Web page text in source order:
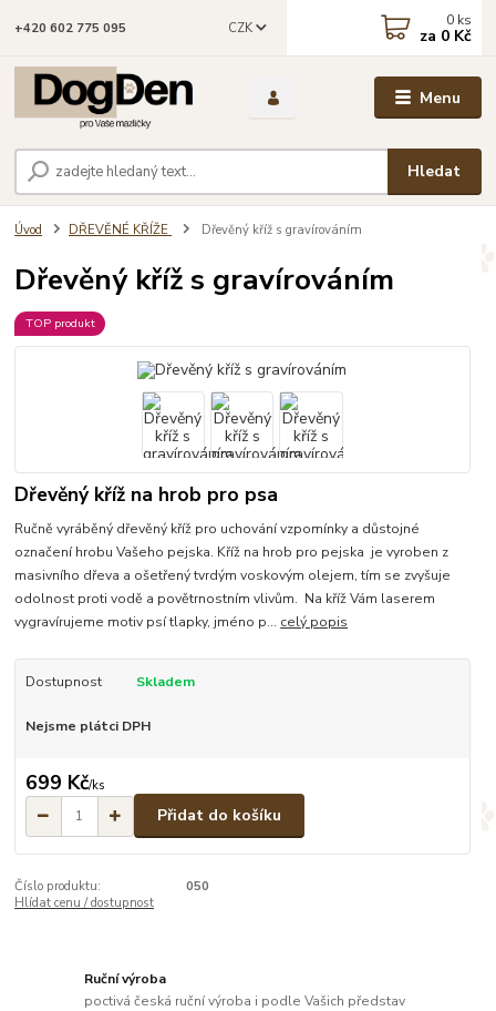
Menu
CZK
Hledat
+420 602 775 095 0 ks
za 0 Kč
Úvod DŘEVĚNÉ KŘÍŽE Dřevěný kříž s gravírováním
Dřevěný kříž s gravírováním
TOP produkt
Dřevěný kříž na hrob pro psa
Ručně vyráběný dřevěný kříž pro uchování vzpomínky a důstojné
označení hrobu Vašeho pejska. Kříž na hrob pro pejska je vyroben z
masivního dřeva a ošetřený tvrdým voskovým olejem, tím se zvyšuje
odolnost proti vodě a povětrnostním vlivům. Na kříž Vám laserem
vygravírujeme motiv psí tlapky, jméno p... celý popis
Dostupnost Skladem
Nejsme plátci DPH
699 Kč/ks
Přidat do košíku
Číslo produktu:
050
Hlídat cenu / dostupnost
Ruční výroba
poctivá česká ruční výroba i podle Vašich představ